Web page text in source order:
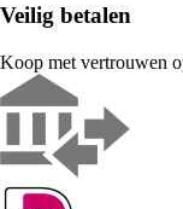
Veilig betalen
Koop met vertrouwen